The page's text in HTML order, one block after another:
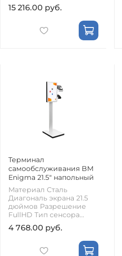
15 216.00 руб.
Терминал
самообслуживания BM
Enigma 21.5" напольный
Материал Сталь
Диагональ экрана 21.5
дюймов Разрешение
FullHD Тип сенсора...
4 768.00 руб.